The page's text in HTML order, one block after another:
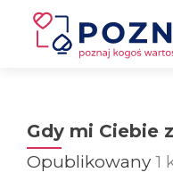
Gdy mi Ciebie
Opublikowany 1